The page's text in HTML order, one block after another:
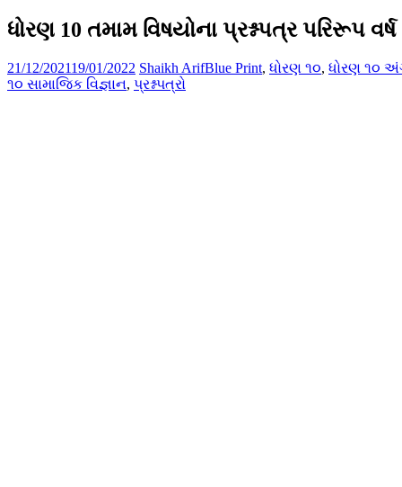
ધોરણ 10 તમામ વિષયોના પ્રશ્નપત્ર પરિરૂપ વર્ષ
21/12/202119/01/2022 Shaikh ArifBlue Print, ધોરણ ૧૦, ધોરણ ૧૦
૧૦ સામાજિક વિજ્ઞાન, પ્રશ્નપત્રો